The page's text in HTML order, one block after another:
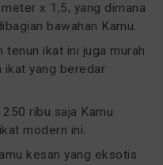
x 1,5, yang dimana
bawahan Kamu.
tenun ikat ini juga murah
ikat yang beredar
ribu saja Kamu
modern ini.
kesan yang eksotis